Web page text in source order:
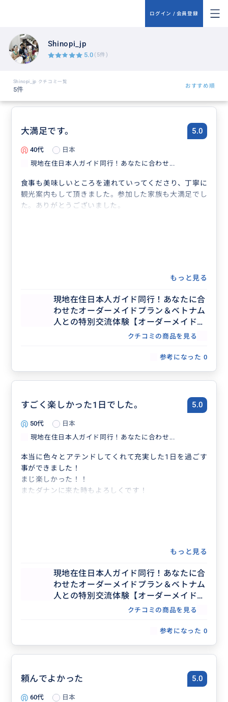
ログイン / 会員登録
Shinopi_jp
5.0 (5件)
Shinopi_jp クチコミ一覧
5件 おすすめ順
大満足です。 5.0
40代
日本
現地在住日本人ガイド同行！あなたに合わせ...
食事も美味しいところを連れていってくださり、丁寧に
観光案内もして頂きました。参加した家族も大満足でし
た。ありがとうございました。
もっと見る
現地在住日本人ガイド同行！あなたに合
わせたオーダーメイドプラン＆ベトナム
人との特別交流体験【オーダーメイドツ
クチコミの商品を見る
参考になった 0
すごく楽しかった1日でした。 5.0
50代
日本
現地在住日本人ガイド同行！あなたに合わせ...
本当に色々とアテンドしてくれて充実した1日を過ごす
事ができました！
まじ楽しかった！！
またダナンに来た時もよろしくです！
もっと見る
現地在住日本人ガイド同行！あなたに合
わせたオーダーメイドプラン＆ベトナム
人との特別交流体験【オーダーメイドツ
クチコミの商品を見る
参考になった 0
頼んでよかった 5.0
60代
日本